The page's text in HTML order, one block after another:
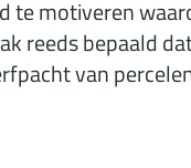
te motiveren
reeds bepaald
van